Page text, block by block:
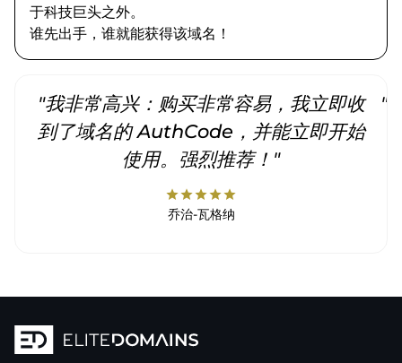
于科技巨头之外。
谁先出手，谁就能获得该域名！
"我非常高兴：购买非常容易，我立即收
到了域名的 AuthCode，并能立即开始
使用。强烈推荐！"
starstarstarstarstar
乔治-瓦格纳
"